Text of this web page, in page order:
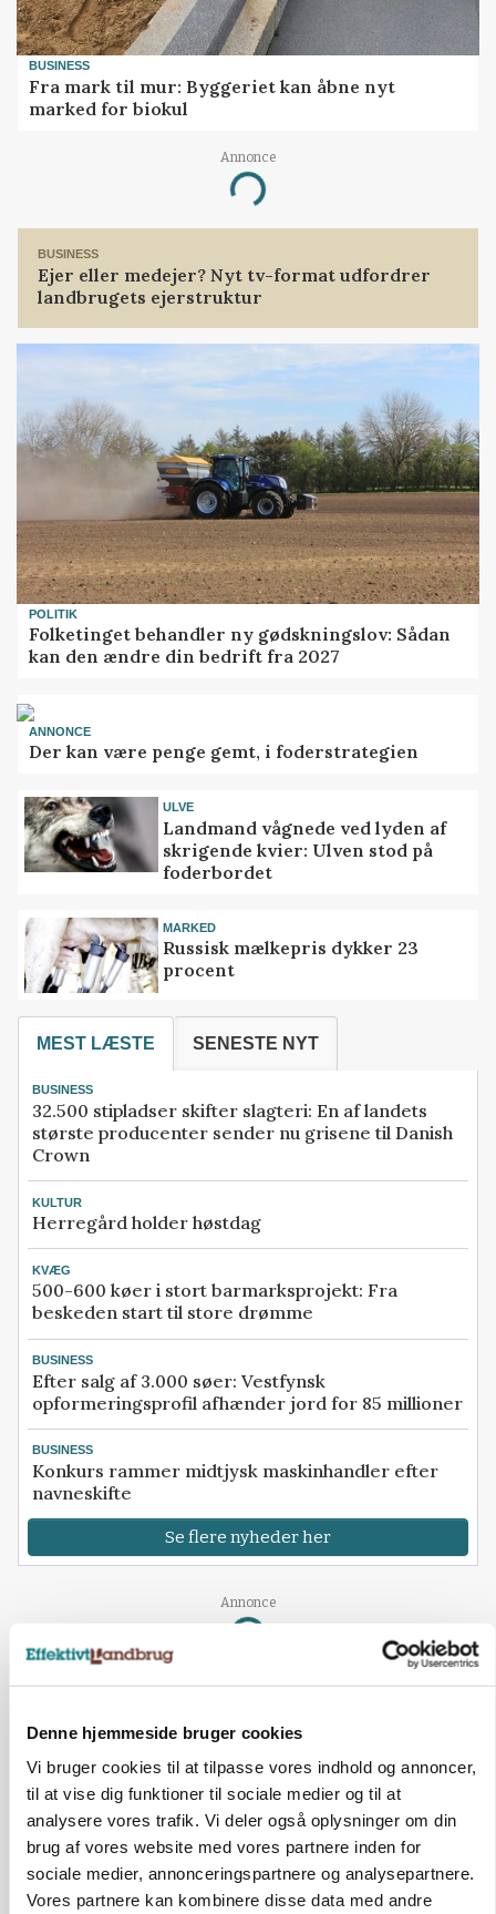
Denne hjemmeside bruger cookies
Vi bruger cookies til at tilpasse vores indhold og annoncer,
til at vise dig funktioner til sociale medier og til at
analysere vores trafik. Vi deler også oplysninger om din
brug af vores website med vores partnere inden for
sociale medier, annonceringspartnere og analysepartnere.
Vores partnere kan kombinere disse data med andre
BUSINESS
Fra mark til mur: Byggeriet kan åbne nyt
marked for biokul
Annonce
Loading...
BUSINESS
Ejer eller medejer? Nyt tv-format udfordrer
landbrugets ejerstruktur
POLITIK
Folketinget behandler ny gødskningslov: Sådan
kan den ændre din bedrift fra 2027
ANNONCE
Der kan være penge gemt, i foderstrategien
ULVE
Landmand vågnede ved lyden af
skrigende kvier: Ulven stod på
foderbordet
MARKED
Russisk mælkepris dykker 23
procent
MEST LÆSTE SENESTE NYT
BUSINESS
32.500 stipladser skifter slagteri: En af landets
største producenter sender nu grisene til Danish
Crown
KULTUR
Herregård holder høstdag
KVÆG
500-600 køer i stort barmarksprojekt: Fra
beskeden start til store drømme
BUSINESS
Efter salg af 3.000 søer: Vestfynsk
opformeringsprofil afhænder jord for 85 millioner
BUSINESS
Konkurs rammer midtjysk maskinhandler efter
navneskifte
Se flere nyheder her
Annonce